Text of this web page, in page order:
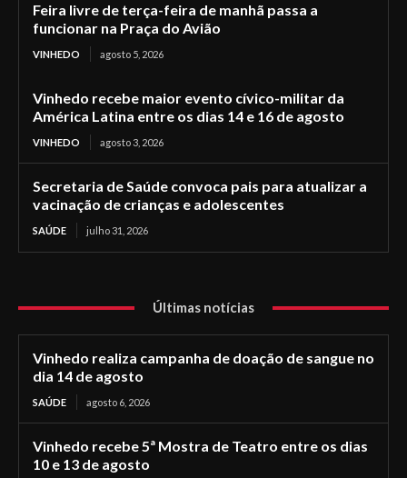
Feira livre de terça-feira de manhã passa a
funcionar na Praça do Avião
VINHEDO agosto 5, 2026
Vinhedo recebe maior evento cívico-militar da
América Latina entre os dias 14 e 16 de agosto
VINHEDO agosto 3, 2026
Secretaria de Saúde convoca pais para atualizar a
vacinação de crianças e adolescentes
SAÚDE julho 31, 2026
Últimas notícias
Vinhedo realiza campanha de doação de sangue no
dia 14 de agosto
SAÚDE agosto 6, 2026
Vinhedo recebe 5ª Mostra de Teatro entre os dias
10 e 13 de agosto